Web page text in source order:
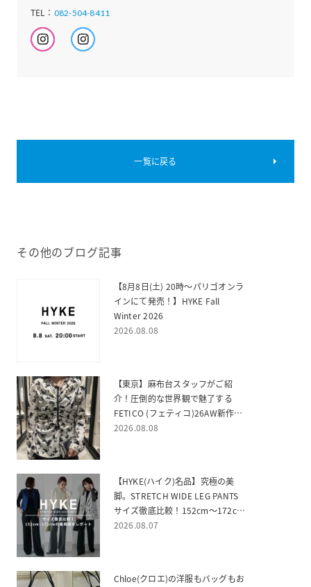
TEL： 082-504-8411
一覧に戻る
その他のブログ記事
【8月8日(土) 20時～パリゴオンラ
インにて発売！】HYKE Fall
Winter 2026
2026.08.08
【東京】麻布台スタッフがご紹
介！圧倒的な世界観で魅了する
FETICO (フェティコ)26AW新作ご
紹介
2026.08.08
【HYKE(ハイク)名品】究極の美
脚。STRETCH WIDE LEG PANTS
サイズ徹底比較！152cm〜172cm
の着用感をレポート
2026.08.07
Chloe(クロエ)の洋服もバッグもお